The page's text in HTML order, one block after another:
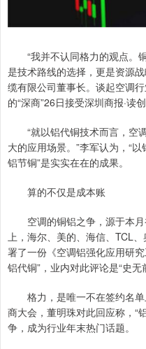
“我并不认同格力的观点。
是技术路线的选择，更是资源
缆有限公司董事长。谈起空调
的“深商”26日接受深圳商报·读
“就以铝代铜技术而言，空
大的应用场景。”李军认为，“
铝节铜”是实实在在的成果。
算的不仅是成本账
空调的铜铝之争，源于本月
上，海尔、美的、海信、TCL
署了一份《空调铝强化应用研
铝代铜”，业内对此评论是“史无
格力，是唯一不在签约名单
商大会，董明珠对此回应称，“
争，成为行业年末热门话题。